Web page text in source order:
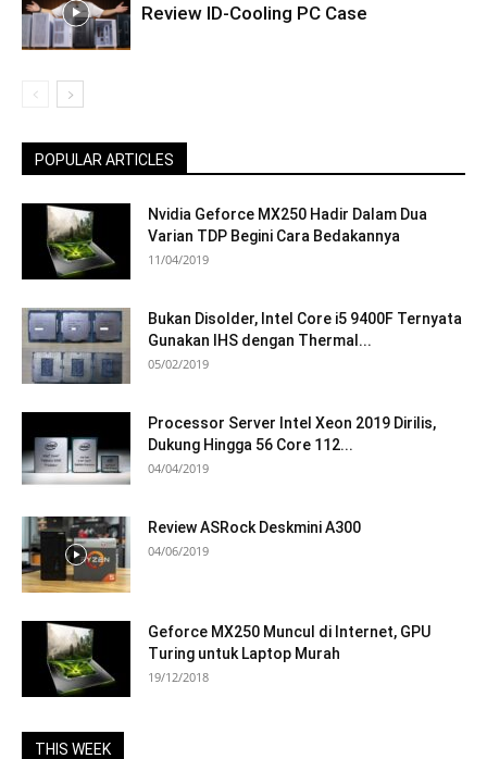
Review ID-Cooling PC Case
POPULAR ARTICLES
Nvidia Geforce MX250 Hadir Dalam Dua
Varian TDP Begini Cara Bedakannya
11/04/2019
Bukan Disolder, Intel Core i5 9400F Ternyata
Gunakan IHS dengan Thermal...
05/02/2019
Processor Server Intel Xeon 2019 Dirilis,
Dukung Hingga 56 Core 112...
04/04/2019
Review ASRock Deskmini A300
04/06/2019
Geforce MX250 Muncul di Internet, GPU
Turing untuk Laptop Murah
19/12/2018
THIS WEEK